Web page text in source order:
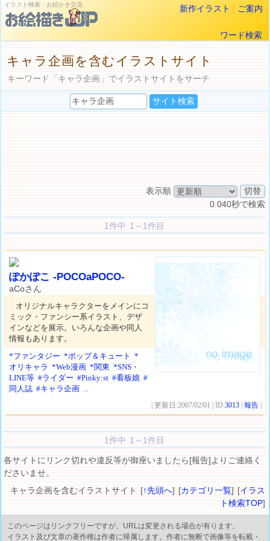
イラスト検索・お絵かき交流 新作イラスト | ご案内
ワード検索
キャラ企画を含むイラストサイト
キーワード「キャラ企画」でイラストサイトをサーチ
表示順
0.040秒で検索
1件中 1～1件目
ぽかぽこ -POCOaPOCO-
aCoさん
オリジナルキャラクターをメインにコ
ミック・ファンシー系イラスト、デザ
インなどを展示。いろんな企画や同人
情報もあります。
*ファンタジー *ポップ＆キュート
*
オリキャラ *Web漫画 *関東 *SNS・
LINE等 #ライダー #Pinky:st #看板娘 #
同人誌 #キャラ企画 ...
| 更新日:2007/02/01 | ID:3013 |報告
1件中 1～1件目
各サイトにリンク切れや違反等が御座いましたら[報告]よりご連絡く
ださいませ。
キャラ企画を含むイラストサイト [↑先頭へ] [カテゴリ一覧] [イラス
ト検索TOP]
このページはリンクフリーですが、URLは変更される場合が有ります。
イラスト及び文章の著作権は作者に帰属します。作者に無断で画像等を転載・